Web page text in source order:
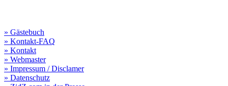
» Gästebuch
» Kontakt-FAQ
» Kontakt
» Webmaster
» Impressum / Disclamer
» Datenschutz